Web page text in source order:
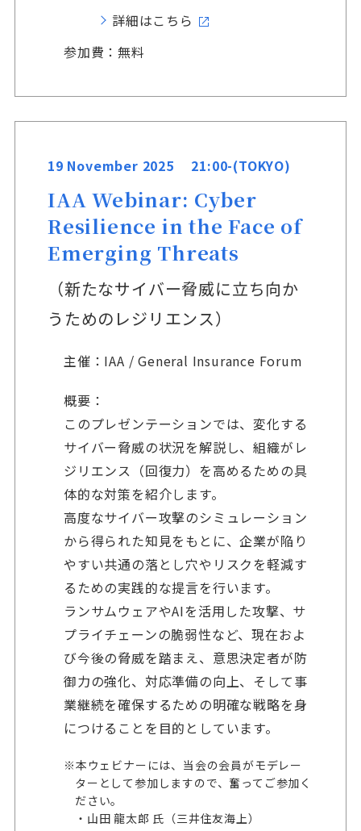
詳細はこちら
参加費：無料
19 November 2025 21:00-(TOKYO)
IAA Webinar: Cyber
Resilience in the Face of
Emerging Threats
（新たなサイバー脅威に立ち向か
うためのレジリエンス）
主催：IAA / General Insurance Forum
概要：
このプレゼンテーションでは、変化する
サイバー脅威の状況を解説し、組織がレ
ジリエンス（回復力）を高めるための具
体的な対策を紹介します。
高度なサイバー攻撃のシミュレーション
から得られた知見をもとに、企業が陥り
やすい共通の落とし穴やリスクを軽減す
るための実践的な提言を行います。
ランサムウェアやAIを活用した攻撃、サ
プライチェーンの脆弱性など、現在およ
び今後の脅威を踏まえ、意思決定者が防
御力の強化、対応準備の向上、そして事
業継続を確保するための明確な戦略を身
につけることを目的としています。
※本ウェビナーには、当会の会員がモデレー
ターとして参加しますので、奮ってご参加く
ださい。
・山田 龍太郎 氏（三井住友海上）